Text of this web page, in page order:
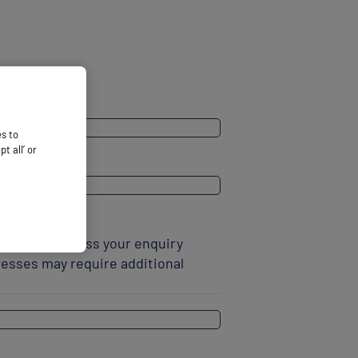
us process your enquiry
may require additional
to
all’ or